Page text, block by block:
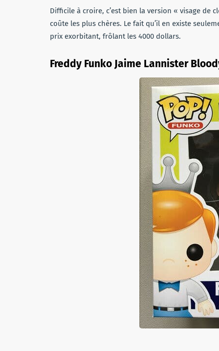
Difficile à croire, c’est bien la version « visage
coûte les plus chères. Le fait qu’il en existe
prix exorbitant, frôlant les 4000 dollars.
Freddy Funko Jaime Lannister